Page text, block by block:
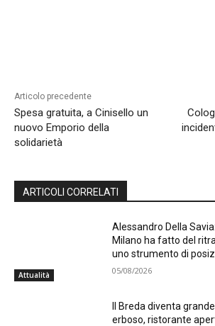
Articolo precedente
Spesa gratuita, a Cinisello un
nuovo Emporio della
solidarietà
ARTICOLI CORRELATI
Attualità
Alessandro Della
Milano ha fatto del
uno strumento di
05/08/2026
Il Breda diventa
erboso, ristorante